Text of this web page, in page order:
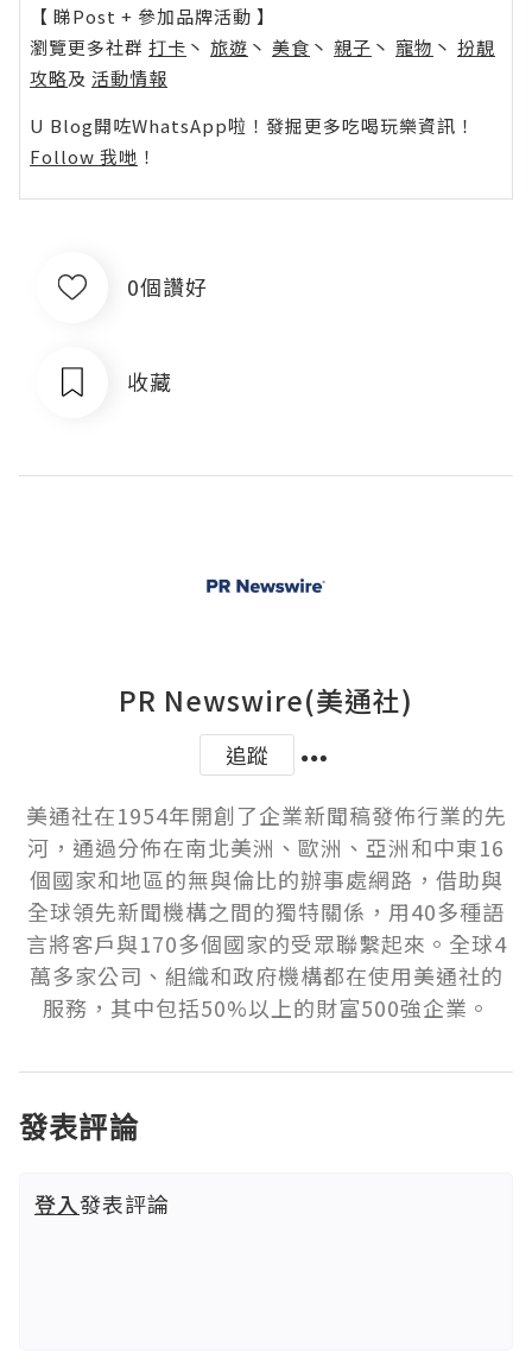
【 睇Post + 參加品牌活動 】
瀏覽更多社群 打卡 丶 旅遊 丶 美食 丶 親子 丶 寵物 丶 扮靚
攻略及 活動情報
U Blog開咗WhatsApp啦！發掘更多吃喝玩樂資訊！
Follow 我哋 ！
0個讚好
收藏
PR Newswire(美通社)
追蹤
美通社在1954年開創了企業新聞稿發佈行業的先
河，通過分佈在南北美洲、歐洲、亞洲和中東16
個國家和地區的無與倫比的辦事處網路，借助與
全球領先新聞機構之間的獨特關係，用40多種語
言將客戶與170多個國家的受眾聯繫起來。全球4
萬多家公司、組織和政府機構都在使用美通社的
服務，其中包括50%以上的財富500強企業。
發表評論
登入發表評論